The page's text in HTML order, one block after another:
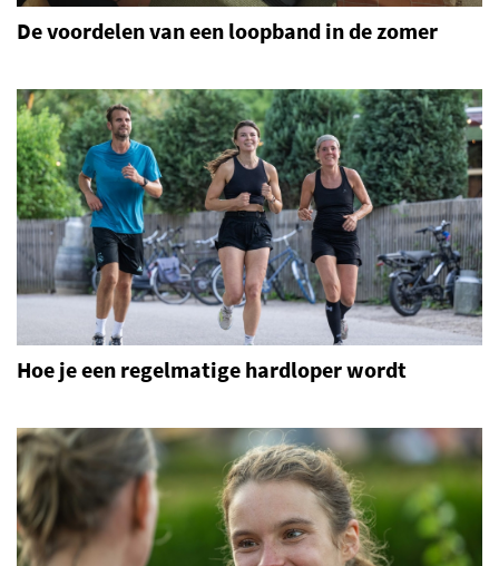
De voordelen van een loopband in de zomer
Hoe je een regelmatige hardloper wordt